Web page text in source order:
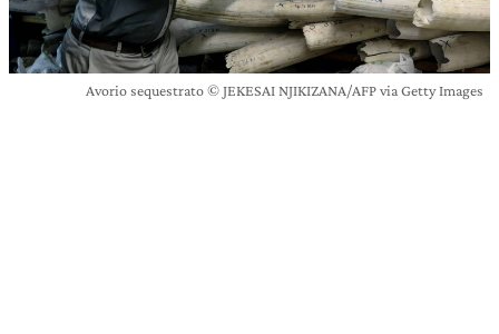
Avorio sequestrato © JEKESAI NJIKIZANA/AFP via Getty Images